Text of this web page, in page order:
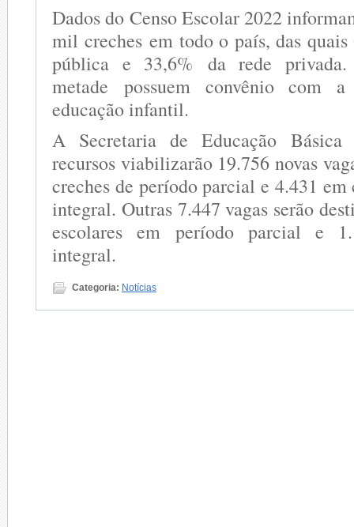
Dados do Censo Escolar 2022
mil creches em todo o país, das quais
pública e 33,6% da rede privada.
metade possuem convênio com
educação infantil.
A Secretaria de Educação
recursos viabilizarão 19.756 novas
creches de período parcial e 4.431 em
integral. Outras 7.447 vagas serão
escolares em período parcial e
integral.
Categoria: Notícias